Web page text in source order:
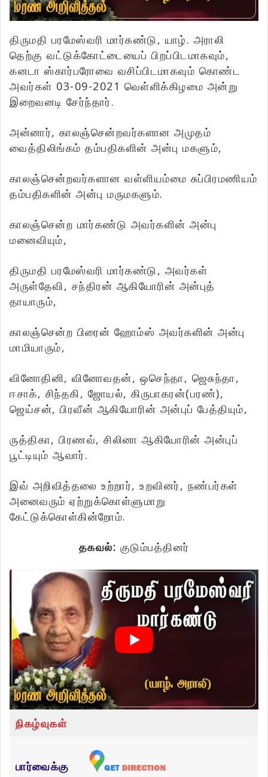
திருமதி பரமேஸ்வரி மார்கண்டு, யாழ். அராலி
தெற்கு வட்டுக்கோட்டையைப் பிறப்பிடமாகவும்,
கனடா ஸ்கார்பரோவை வசிப்பிடமாகவும் கொண்ட
அவர்கள் 03-09-2021 வெள்ளிக்கிழமை அன்று
இறைவனடி சேர்ந்தார்.
அன்னார், காலஞ்சென்றவர்களான அமுதம்
வைத்திலிங்கம் தம்பதிகளின் அன்பு மகளும்,
காலஞ்சென்றவர்களான வள்ளியம்மை சுப்பிரமணியம்
தம்பதிகளின் அன்பு மருமகளும்.
காலஞ்சென்ற மார்கண்டு அவர்களின் அன்பு
மனைவியும்,
திருமதி பரமேஸ்வரி மார்கண்டு, அவர்கள்
அருள்தேவி, சந்திரன் ஆகியோரின் அன்புத்
தாயாரும்,
காலஞ்சென்ற பிரைன் ஹோம்ஸ் அவர்களின் அன்பு
மாமியாரும்,
வினோதினி, வினோவதன், ஒசெந்தா, ஜெசுந்தா,
ஈசாக், சிந்தகி, ஜோயல், கிருபாகரன்(பரண்),
ஜெய்சன், பிரவீன் ஆகியோரின் அன்புப் பேத்தியும்,
ருத்திகா, பிரணவ், சிலினா ஆகியோரின் அன்புப்
பூட்டியும் ஆவார்.
இவ் அறிவித்தலை உற்றார், உறவினர், நண்பர்கள்
அனைவரும் ஏற்றுக்கொள்ளுமாறு
கேட்டுக்கொள்கின்றோம்.
தகவல்: குடும்பத்தினர்
நிகழ்வுகள்
பார்வைக்கு